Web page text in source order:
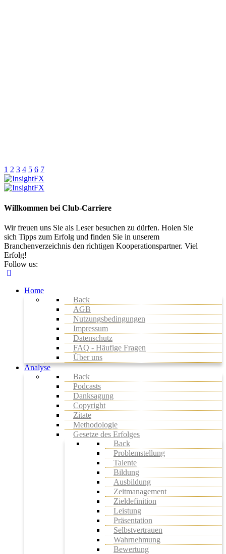
1 2 3 4 5 6 7
Willkommen bei Club-Carriere
Wir freuen uns Sie als Leser besuchen zu dürfen. Holen Sie
sich Tipps zum Erfolg und finden Sie in unserem
Branchenverzeichnis den richtigen Kooperationspartner. Viel
Erfolg!
Follow us:
Home
Back
AGB
Nutzungsbedingungen
Impressum
Datenschutz
FAQ - Häufige Fragen
Über uns
Analyse
Back
Podcasts
Danksagung
Copyright
Zitate
Methodologie
Gesetze des Erfolges
Back
Problemstellung
Talente
Bildung
Ausbildung
Zeitmanagement
Zieldefinition
Leistung
Präsentation
Selbstvertrauen
Wahrnehmung
Bewertung